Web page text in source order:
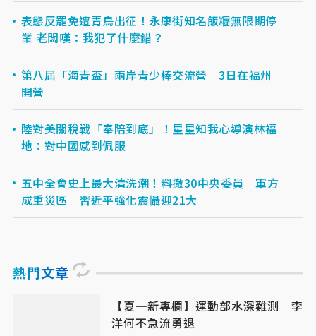
表態反罷免遭青鳥出征！永康街知名飯糰無限期停
業 老闆嘆：我犯了什麼錯？
第八屆「海青盃」兩岸青少棒交流營 3日在福州
開營
陸對美關稅戰「奉陪到底」！星星知我心導演林福
地：對中國感到佩服
五中全會史上最大清洗潮！料撤30中央委員 軍方
成重災區 習近平強化震懾迎21大
熱門文章
【夏一新專欄】運動部水深難測 李
洋何不急流勇退